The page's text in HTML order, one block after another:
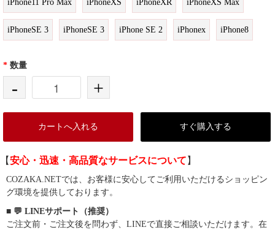
iPhone11 Pro Max iPhoneXS iPhoneXR iPhoneXS Max
iPhoneSE 3 iPhoneSE 3 iPhone SE 2 iPhonex iPhone8
* 数量
- +
カートへ入れる すぐ購入する
【安心・迅速・高品質なサービスについて 】
COZAKA.NETでは、お客様に安心してご利用いただけるショッピン
グ環境を提供しております。
■ 💬 LINEサポート（推奨）
ご注文前・ご注文後を問わず、LINEで直接ご相談いただけます。在